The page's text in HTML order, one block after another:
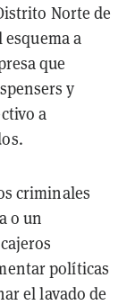
Norte de
a
que
y
a
criminales
o un
políticas
el lavado de